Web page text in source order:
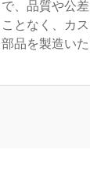
で、品質や公
ことなく、カ
部品を製造いた